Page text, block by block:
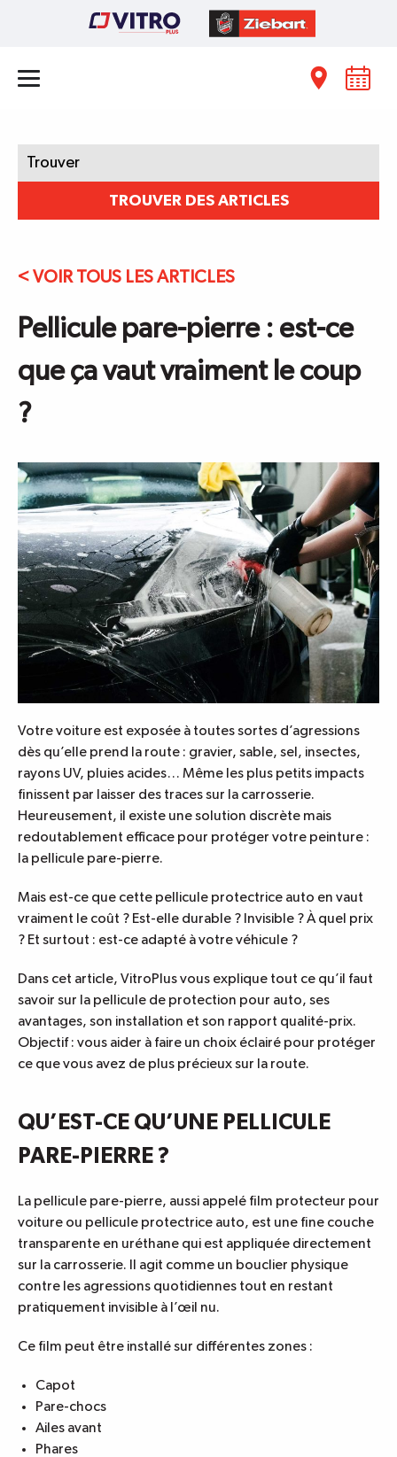
Trouver:
TROUVER DES ARTICLES
< VOIR TOUS LES ARTICLES
Pellicule pare-pierre : est-ce
que ça vaut vraiment le coup
?
Votre voiture est exposée à toutes sortes d’agressions
dès qu’elle prend la route : gravier, sable, sel, insectes,
rayons UV, pluies acides… Même les plus petits impacts
finissent par laisser des traces sur la carrosserie.
Heureusement, il existe une solution discrète mais
redoutablement efficace pour protéger votre peinture :
la pellicule pare-pierre.
Mais est-ce que cette pellicule protectrice auto en vaut
vraiment le coût ? Est-elle durable ? Invisible ? À quel prix
? Et surtout : est-ce adapté à votre véhicule ?
Dans cet article, VitroPlus vous explique tout ce qu’il faut
savoir sur la pellicule de protection pour auto, ses
avantages, son installation et son rapport qualité-prix.
Objectif : vous aider à faire un choix éclairé pour protéger
ce que vous avez de plus précieux sur la route.
QU’EST-CE QU’UNE PELLICULE
PARE-PIERRE ?
La pellicule pare-pierre, aussi appelé film protecteur pour
voiture ou pellicule protectrice auto, est une fine couche
transparente en uréthane qui est appliquée directement
sur la carrosserie. Il agit comme un bouclier physique
contre les agressions quotidiennes tout en restant
pratiquement invisible à l’œil nu.
Ce film peut être installé sur différentes zones :
Capot
Pare-chocs
Ailes avant
Phares